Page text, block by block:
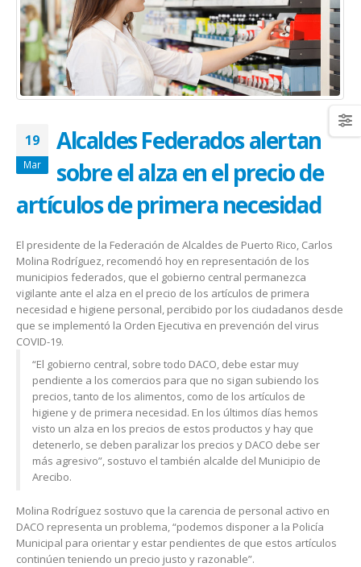
19
Mar
Alcaldes Federados alertan
sobre el alza en el precio de
artículos de primera necesidad
El presidente de la Federación de Alcaldes de Puerto Rico, Carlos
Molina Rodríguez, recomendó hoy en representación de los
municipios federados, que el gobierno central permanezca
vigilante ante el alza en el precio de los artículos de primera
necesidad e higiene personal, percibido por los ciudadanos desde
que se implementó la Orden Ejecutiva en prevención del virus
COVID-19.
“El gobierno central, sobre todo DACO, debe estar muy
pendiente a los comercios para que no sigan subiendo los
precios, tanto de los alimentos, como de los artículos de
higiene y de primera necesidad. En los últimos días hemos
visto un alza en los precios de estos productos y hay que
detenerlo, se deben paralizar los precios y DACO debe ser
más agresivo”, sostuvo el también alcalde del Municipio de
Arecibo.
Molina Rodríguez sostuvo que la carencia de personal activo en
DACO representa un problema, “podemos disponer a la Policía
Municipal para orientar y estar pendientes de que estos artículos
continúen teniendo un precio justo y razonable”.
abrazar la salud oncológica
May 28, 2026